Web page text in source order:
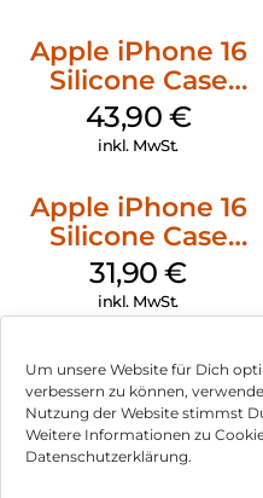
Um unsere Website für Dich
verbessern zu können,
Nutzung der Website stimmst
Weitere Informationen zu
Datenschutzerklärung.
Apple iPhone 16
Silicone Case
MagSafe Plum
43,90 €
inkl. MwSt.
Apple iPhone 16
Silicone Case
MagSafe Fuchsia
31,90€
inkl. MwSt.
Impressum